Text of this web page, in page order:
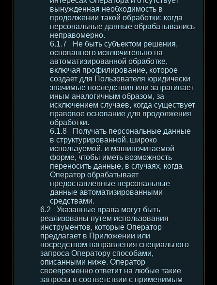
вынужденная необходимость в
продолжении такой обработки; когда
персональные данные обрабатывались
неправомерно.
Не быть субъектом решения,
основанного исключительно на
автоматизированной обработке,
включая профилирование, которое
создает для Пользователя юридически
значимые последствия или затрагивает
иным аналогичным образом, за
исключением случаев, когда существует
правовое основание для продолжения
обработки.
Получать персональные данные
в структурированной, широко
используемой, и машиночитаемой
форме, чтобы иметь возможность
переносить данные, в случаях, когда
Оператор обрабатывает
предоставленные персональные
данные автоматизированными
средствами.
Указанные права могут быть
реализованы путем использования
инструментов, которые Оператор
предлагает в Приложении или
посредством направления специального
запроса Оператору способами,
описанными ниже. Оператор
своевременно ответит на любые такие
запросы в соответствии с применимым